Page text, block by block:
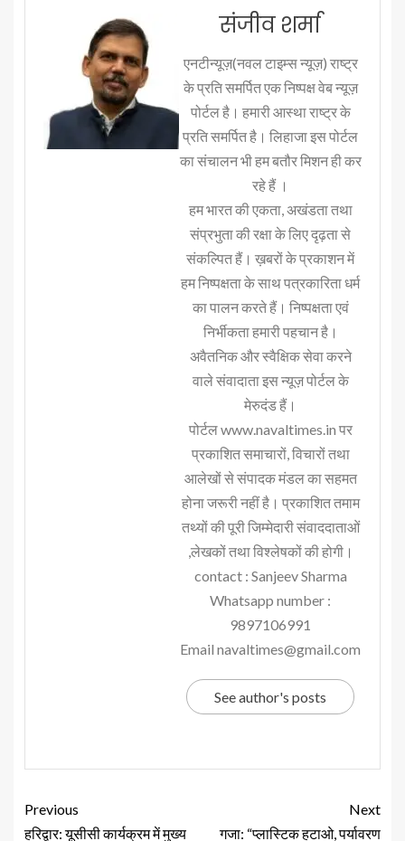
संजीव शर्मा
एनटीन्यूज़(नवल टाइम्स न्यूज़) राष्ट्र
के प्रति समर्पित एक निष्पक्ष वेब न्यूज़
पोर्टल है। हमारी आस्था राष्ट्र के
प्रति समर्पित है। लिहाजा इस पोर्टल
का संचालन भी हम बतौर मिशन ही कर
रहे हैं ।
हम भारत की एकता, अखंडता तथा
संप्रभुता की रक्षा के लिए दृढ़ता से
संकल्पित हैं। ख़बरों के प्रकाशन में
हम निष्पक्षता के साथ पत्रकारिता धर्म
का पालन करते हैं। निष्पक्षता एवं
निर्भीकता हमारी पहचान है।
अवैतनिक और स्वैक्षिक सेवा करने
वाले संवादाता इस न्यूज़ पोर्टल के
मेरुदंड हैं।
पोर्टल www.navaltimes.in पर
प्रकाशित समाचारों, विचारों तथा
आलेखों से संपादक मंडल का सहमत
होना जरूरी नहीं है। प्रकाशित तमाम
तथ्यों की पूरी जिम्मेदारी संवाददाताओं
,लेखकों तथा विश्लेषकों की होगी।
contact : Sanjeev Sharma
Whatsapp number :
9897106991
Email navaltimes@gmail.com
See author's posts
Previous
हरिद्वार: यूसीसी कार्यक्रम में मुख्य
Next
गजा: “प्लास्टिक हटाओ, पर्यावरण